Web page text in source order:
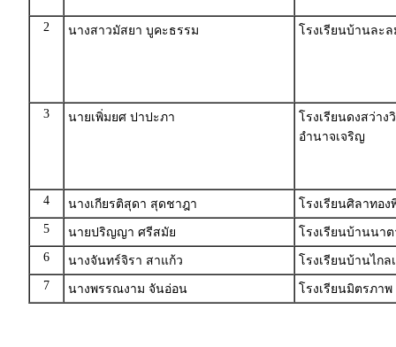
2 นางสาวมัสยา บูคะธรรม โรงเรียนบ้านละ
3 นายเพิ่มยศ ปาปะภา
โรงเรียนดงสว่า
อำนาจเจริญ
4 นางเกียรติสุดา สุดชาฎา
โรงเรียนศิลาทอ
5
นายปริญญา ศรีสมัย
โรงเรียนบ้านนา
6
นางจันทร์จิรา สาแก้ว
โรงเรียนบ้านไก
7
นางพรรณงาม จันอ่อน โรงเรียนมิตรภา